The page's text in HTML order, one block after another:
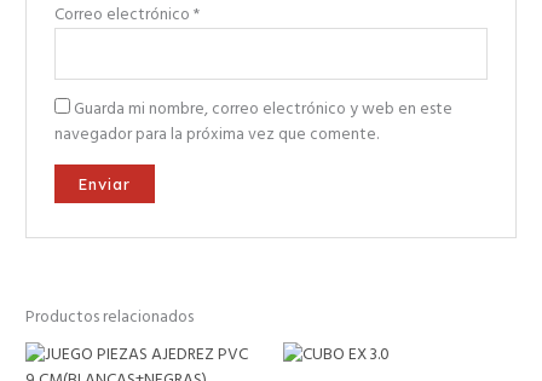
Correo electrónico*
Guarda mi nombre, correo electrónico y web en este
navegador para la próxima vez que comente.
Productos relacionados